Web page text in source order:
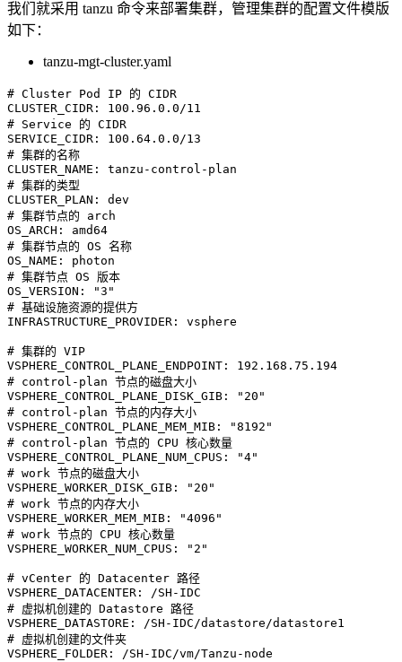
我们就采用 tanzu 命令来部署集群，管理集群的配置文件模版
如下：
tanzu-mgt-cluster.yaml
# Cluster Pod IP 的 CIDR
CLUSTER_CIDR :
# Service 的 CIDR
SERVICE_CIDR :
# 集群的名称
CLUSTER_NAME : tanzu - control -
# 集群的类型
CLUSTER_PLAN :
# 集群节点的 arch
OS_ARCH :
# 集群节点的 OS 名称
OS_NAME :
# 集群节点 OS 版本
OS_VERSION :
"3"
# 基础设施资源的提供方
INFRASTRUCTURE_PROVIDER : vsphere
# 集群的 VIP
VSPHERE_CONTROL_PLANE_ENDPOINT :
# control-plan 节点的磁盘大小
VSPHERE_CONTROL_PLANE_DISK_GIB :
"20"
# control-plan 节点的内存大小
VSPHERE_CONTROL_PLANE_MEM_MIB :
"8192"
# control-plan 节点的 CPU 核心数量
VSPHERE_CONTROL_PLANE_NUM_CPUS :
"4"
# work 节点的磁盘大小
VSPHERE_WORKER_DISK_GIB :
"20"
# work 节点的内存大小
VSPHERE_WORKER_MEM_MIB :
"4096"
# work 节点的 CPU 核心数量
VSPHERE_WORKER_NUM_CPUS : "2"
# vCenter 的 Datacenter 路径
VSPHERE_DATACENTER : /SH -
# 虚拟机创建的 Datastore 路径
VSPHERE_DATASTORE : /SH -
# 虚拟机创建的文件夹
VSPHERE_FOLDER : /SH - IDC/vm/Tanzu -